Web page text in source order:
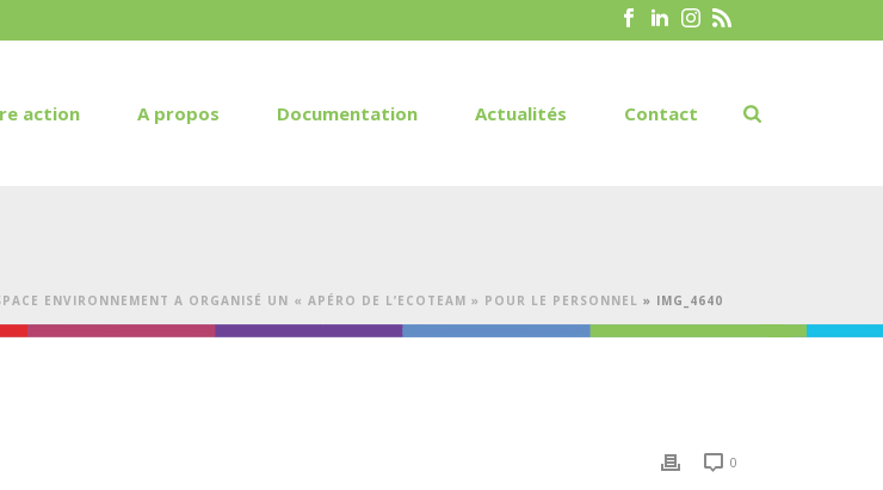
action A propos Documentation Actualités Contact
ENVIRONNEMENT A ORGANISÉ UN « APÉRO DE L’ECOTEAM » POUR LE PERSONNEL » IMG_4640
0